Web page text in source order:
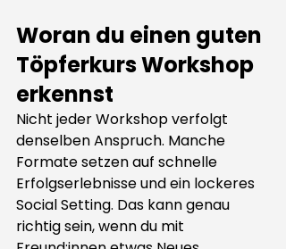
Woran du einen guten
Töpferkurs Workshop
erkennst
Nicht jeder Workshop verfolgt
denselben Anspruch. Manche
Formate setzen auf schnelle
Erfolgserlebnisse und ein lockeres
Social Setting. Das kann genau
richtig sein, wenn du mit